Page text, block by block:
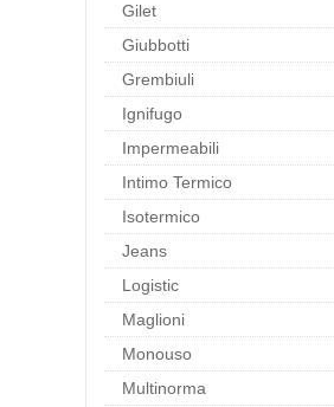
Gilet
Giubbotti
Grembiuli
Ignifugo
Impermeabili
Intimo Termico
Isotermico
Jeans
Logistic
Maglioni
Monouso
Multinorma